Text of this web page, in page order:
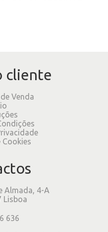
cliente
Venda
Cookies
Almada, 4-A
Lisboa
636